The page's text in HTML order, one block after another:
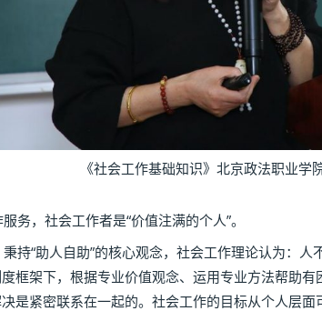
《社会工作基础知识》北京政法职业学
，社会工作者是“价值注满的个人”。
“助人自助”的核心观念，社会工作理论认为：人
框架下，根据专业价值观念、运用专业方法帮助
是紧密联系在一起的。社会工作的目标从个人层